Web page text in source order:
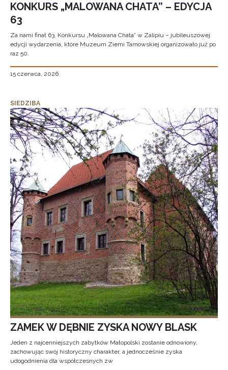
KONKURS „MALOWANA CHATA” – EDYCJA
63
Za nami finał 63. Konkursu „Malowana Chata” w Zalipiu – jubileuszowej
edycji wydarzenia, które Muzeum Ziemi Tarnowskiej organizowało już po
raz 50.
15 czerwca, 2026
SIEDZIBA
ZAMEK W DĘBNIE ZYSKA NOWY BLASK
Jeden z najcenniejszych zabytków Małopolski zostanie odnowiony,
zachowując swój historyczny charakter, a jednocześnie zyska
udogodnienia dla współczesnych zw